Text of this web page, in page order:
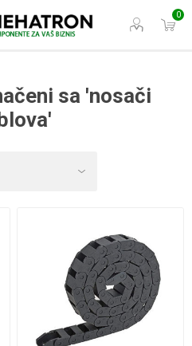
0
sa 'nosači